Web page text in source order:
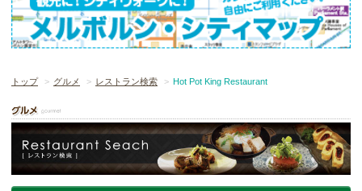
トップ グルメ レストラン検索 Hot Pot King Restaurant